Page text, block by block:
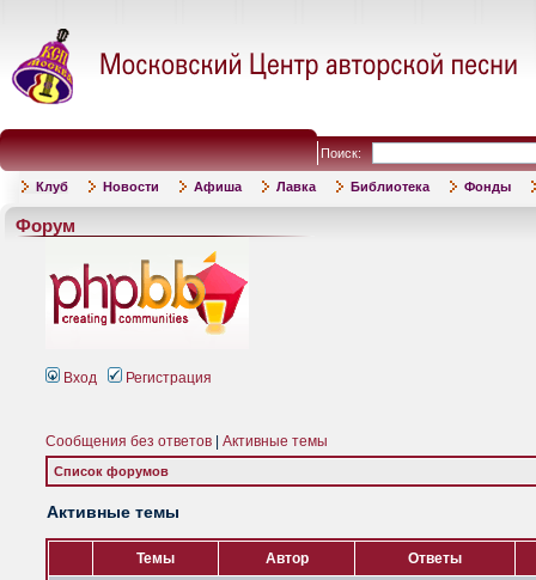
Поиск:
Клуб Новости Афиша Лавка Библиотека Фонды
Форум
Вход Регистрация
Сообщения без ответов Активные темы
Список форумов
Активные темы
Темы Автор Ответы